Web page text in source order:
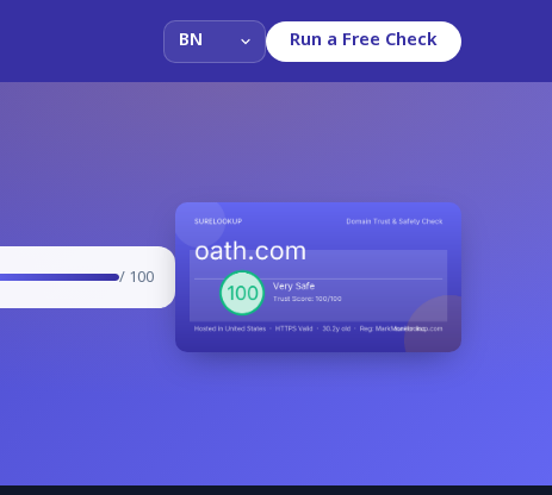
Run a Free Check
/ 100